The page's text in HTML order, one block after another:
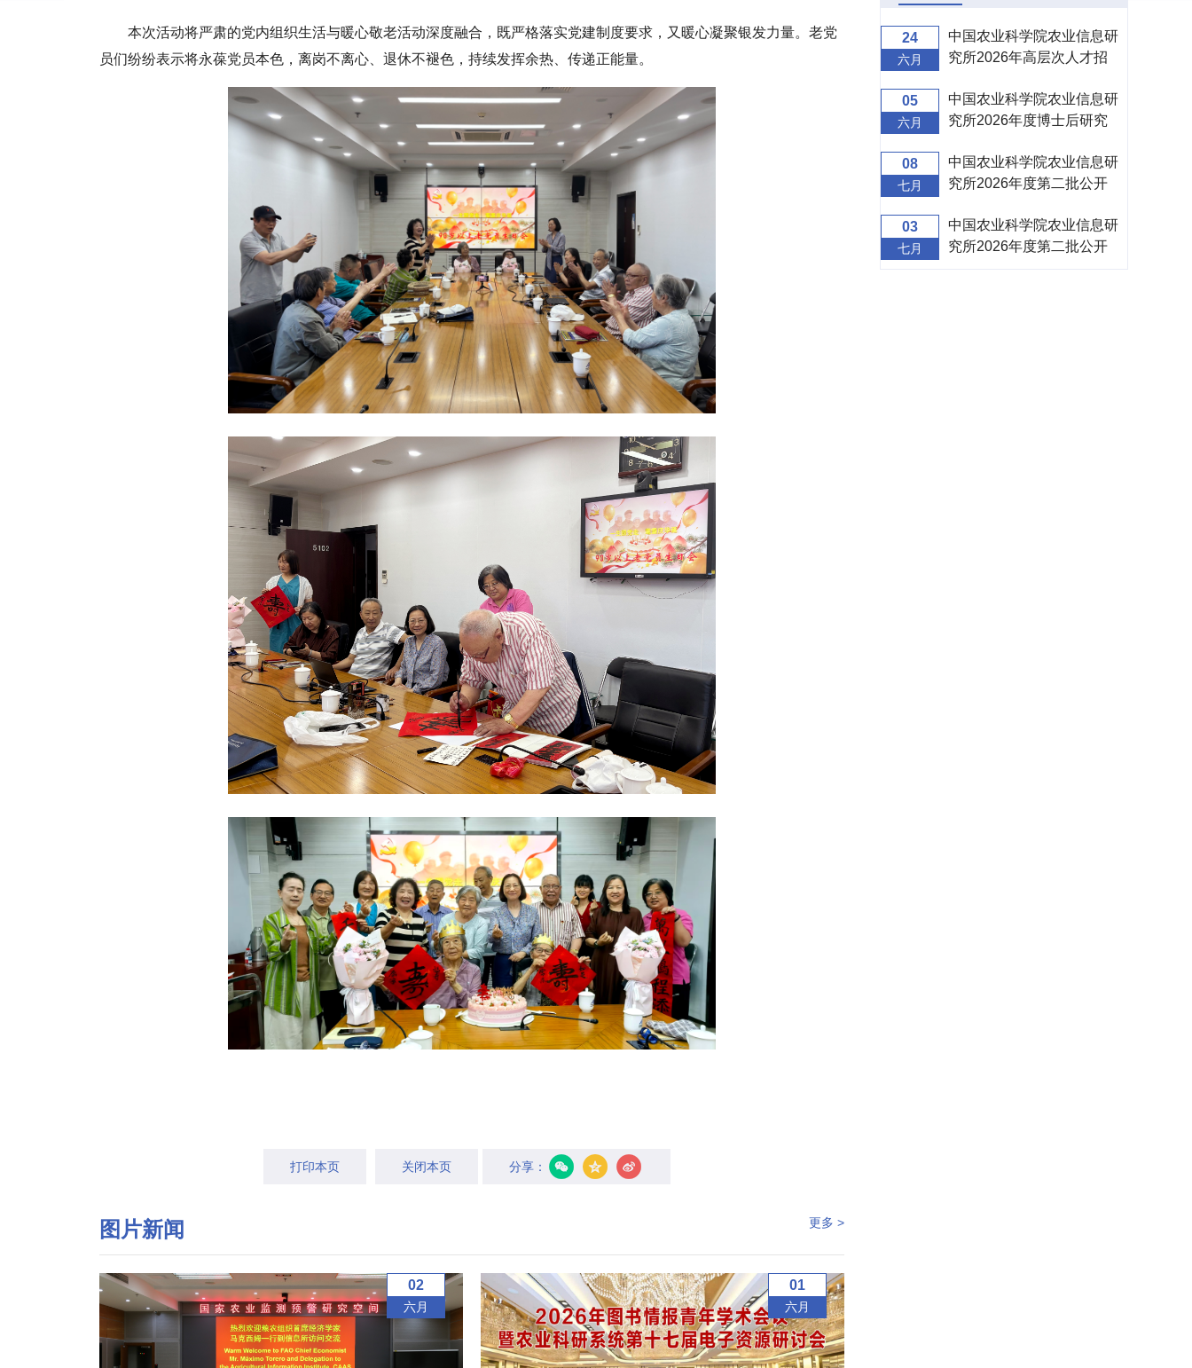
本次活动将严肃的党内组织生活与暖心敬老活动深度融合，既严格落实党建制度要求，又暖心凝聚银发力量。老党
员们纷纷表示将永葆党员本色，离岗不离心、退休不褪色，持续发挥余热、传递正能量。
打印本页 关闭本页 分享：
图片新闻 更多 >
02
六月
01
六月
24
六月
中国农业科学院农业信息研
究所2026年高层次人才招
05
六月
中国农业科学院农业信息研
究所2026年度博士后研究
08
七月
中国农业科学院农业信息研
究所2026年度第二批公开
03
七月
中国农业科学院农业信息研
究所2026年度第二批公开